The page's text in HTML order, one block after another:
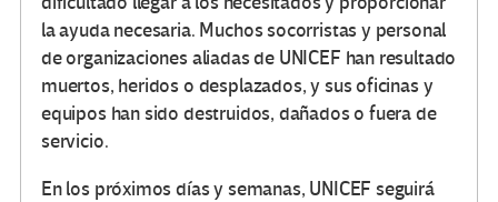
la ayuda necesaria. Muchos socorristas y personal
de organizaciones aliadas de UNICEF han resultado
muertos, heridos o desplazados, y sus oficinas y
equipos han sido destruidos, dañados o fuera de
servicio.
En los próximos días y semanas, UNICEF seguirá